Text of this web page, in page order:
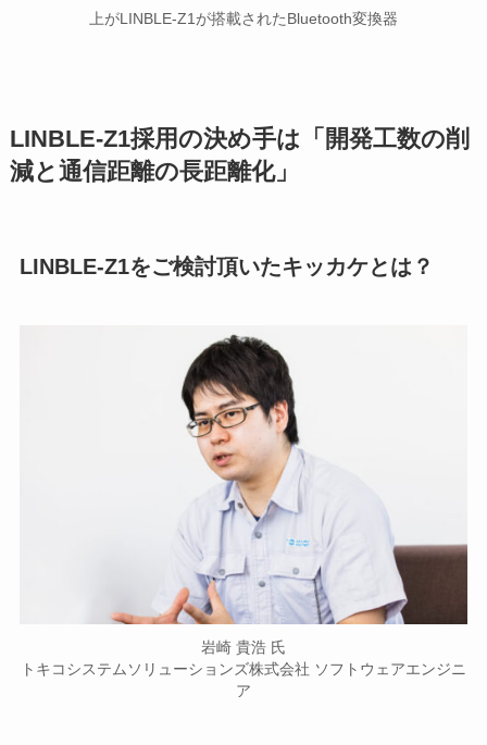
上がLINBLE-Z1が搭載されたBluetooth変換器
LINBLE-Z1採用の決め手は「開発工数の削
減と通信距離の長距離化」
LINBLE-Z1をご検討頂いたキッカケとは？
岩崎 貴浩 氏
トキコシステムソリューションズ株式会社 ソフトウェアエンジニ
ア